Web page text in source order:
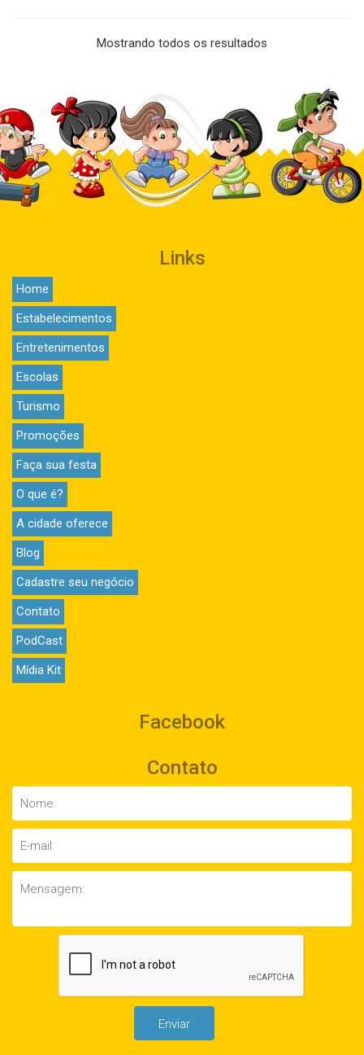
Mostrando todos os resultados
Links
Home
Estabelecimentos
Entretenimentos
Escolas
Turismo
Promoções
Faça sua festa
O que é?
A cidade oferece
Blog
Cadastre seu negócio
Contato
PodCast
Mídia Kit
Facebook
Contato